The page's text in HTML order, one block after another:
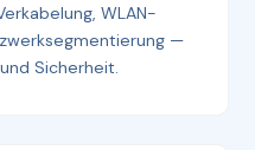
WLAN-
—
Sicherheit.